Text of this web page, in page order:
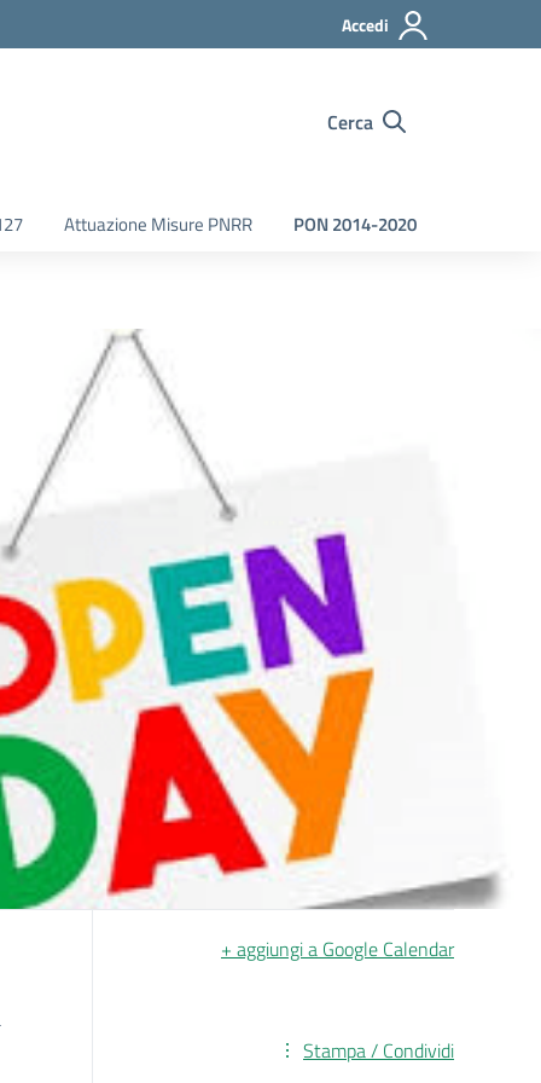
Accedi
Cerca
Attuazione Misure PNRR PON 2014-2020
+ aggiungi a Google Calendar
Stampa / Condividi